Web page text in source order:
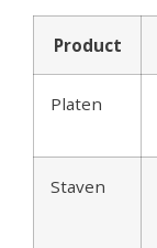
Product
Platen
Staven